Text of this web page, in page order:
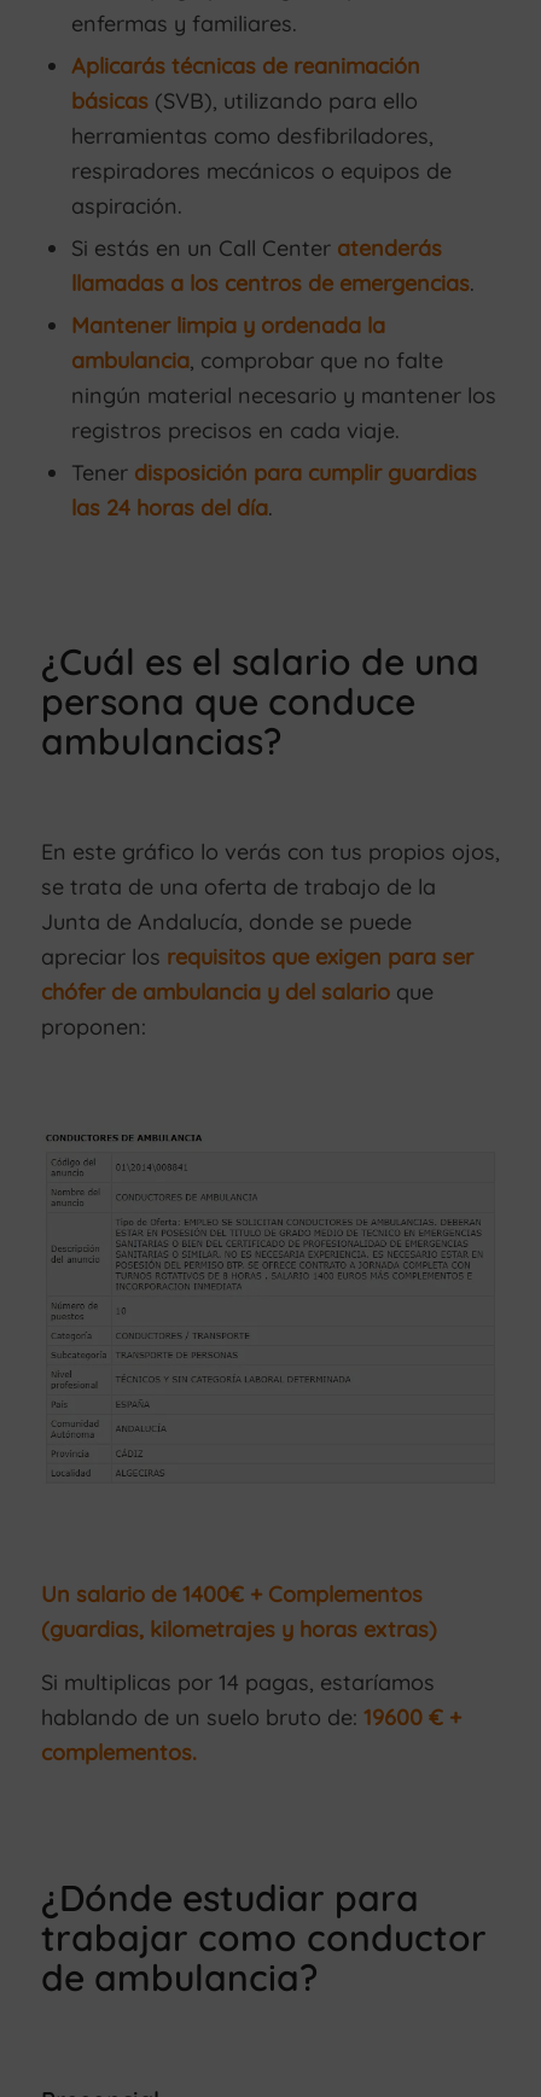
enfermas y familiares.
Aplicarás técnicas de reanimación
básicas(SVB), utilizando para ello
herramientas como desfibriladores,
respiradores mecánicos o equipos de
aspiración.
Si estás en un Call Center atenderás
llamadas a los centros de emergencias.
Mantener limpia y ordenada la
ambulancia, comprobar que no falte
ningún material necesario y mantener los
registros precisos en cada viaje.
Tener disposición para cumplir guardias
las 24 horas del día.
¿Cuál es el salario de una
persona que conduce
ambulancias?
En este gráfico lo verás con tus propios ojos,
se trata de una oferta de trabajo de la
Junta de Andalucía, donde se puede
apreciar los requisitos que exigen para ser
chófer de ambulancia y del salarioque
proponen:
Un salario de 1400€ + Complementos
(guardias, kilometrajes y horas extras)
Si multiplicas por 14 pagas, estaríamos
hablando de un suelo bruto de: 19600 € +
complementos.
¿Dónde estudiar para
trabajar como conductor
de ambulancia?